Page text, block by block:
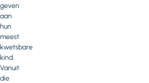
geven
aan
hun
meest
kwetsbare
kind.
Vanuit
die